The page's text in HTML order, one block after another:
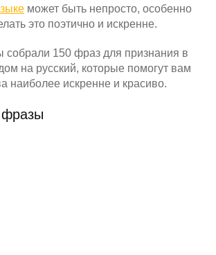
может быть непросто, особенно
это поэтично и искренне.
собрали 150 фраз для признания в
на русский, которые помогут вам
наиболее искренне и красиво.
фразы